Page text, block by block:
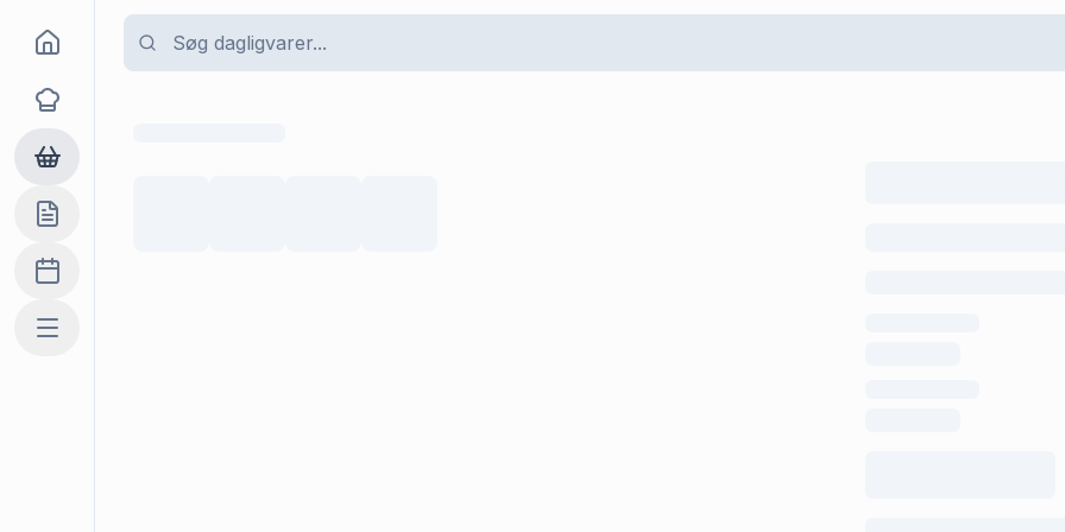
Goma
Opskrifter
Dagligvarer
Indkøbslisten
Madplan
Mere